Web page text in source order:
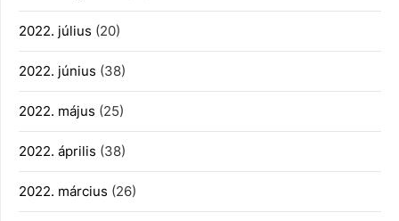
2022. július (20)
2022. június (38)
2022. május (25)
2022. április (38)
2022. március (26)